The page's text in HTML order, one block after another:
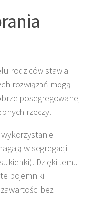
rodziców stawia
rozwiązań mogą
posegregowane,
rzeczy.
w segregacji
Dzięki temu
pojemniki
bez